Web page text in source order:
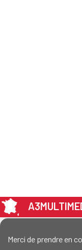
Merci de prendre en